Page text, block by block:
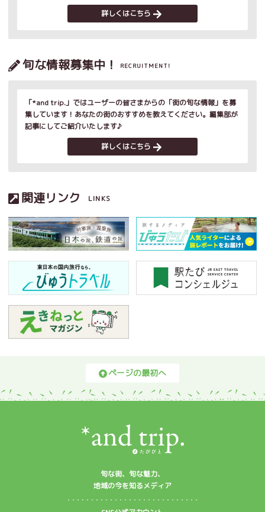
詳しくはこちら
旬な情報募集中！ RECRUITMENT!
「*and trip.」ではユーザーの皆さまからの「街の旬な情報」を募
集しています！あなたの街のおすすめを教えてください。編集部が
記事にしてご紹介いたします♪
詳しくはこちら
関連リンク LINKS
ページの最初へ
旬な街、旬な魅力、
地域の今を知るメディア